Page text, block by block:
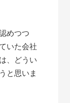
めつつ
いた会社
、どうい
と思いま